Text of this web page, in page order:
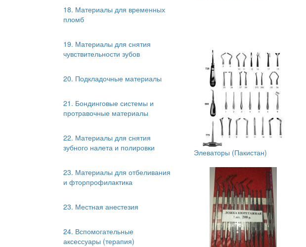
18. Материалы для временных
пломб
19. Материалы для снятия
чувствительности зубов
20. Подкладочные материалы
21. Бондинговые системы и
протравочные материалы
22. Материалы для снятия
зубного налета и полировки
23. Материалы для отбеливания
и фторпрофилактика
23. Местная анестезия
24. Вспомогательные
аксессуары (терапия)
Элеваторы (Пакистан)